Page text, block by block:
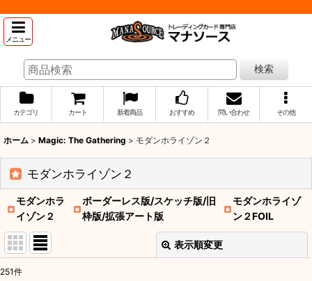
メニュー
検索
カテゴリ カート 新着商品 おすすめ 問い合わせ その他
ホーム > Magic: The Gathering > モダンホライゾン２
モダンホライゾン２
モダンホラ
イゾン２
ボーダーレス版/スケッチ版/旧
枠版/拡張アート版
モダンホライゾ
ン２FOIL
表示順変更
251件